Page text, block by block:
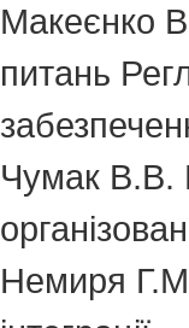
Макеєнко
питань
Чумак В.В.
Немиря